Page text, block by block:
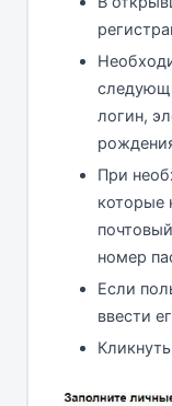
логин,
При
которые
номер
Если
ввести